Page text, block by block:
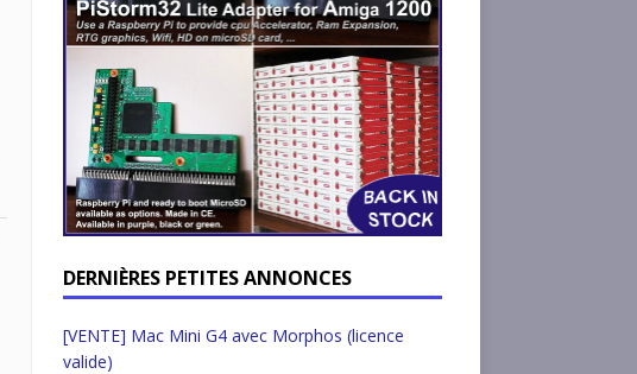
DERNIÈRES PETITES ANNONCES
[VENTE] Mac Mini G4 avec Morphos (licence
valide)